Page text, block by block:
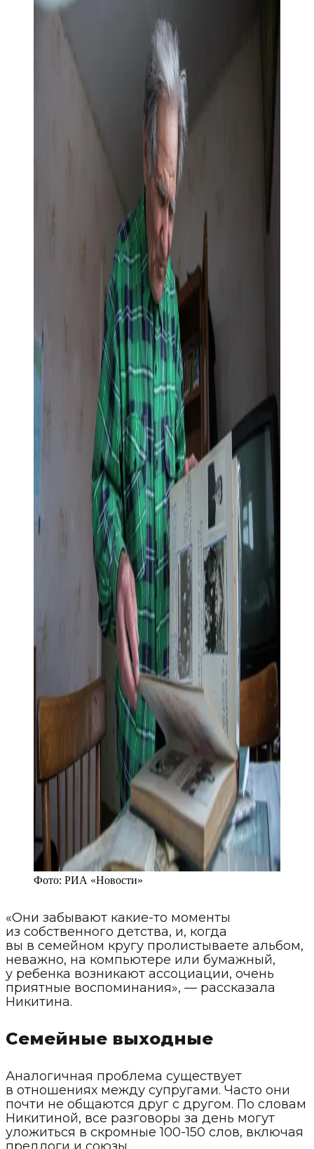
Фото: РИА «Новости»
«Они забывают какие-то моменты
из собственного детства, и, когда
вы в семейном кругу пролистываете альбом,
неважно, на компьютере или бумажный,
у ребенка возникают ассоциации, очень
приятные воспоминания», — рассказала
Никитина.
Семейные выходные
Аналогичная проблема существует
в отношениях между супругами. Часто они
почти не общаются друг с другом. По словам
Никитиной, все разговоры за день могут
уложиться в скромные 100-150 слов, включая